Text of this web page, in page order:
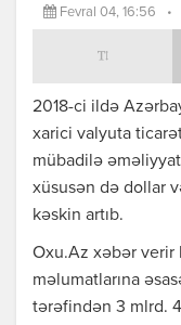
Fevral 04, 16:56 •
2018-ci ildə
xarici valyuta
mübadilə
xüsusən də dollar
kəskin artıb.
Oxu.Az xəbər verir
məlumatlarına
tərəfindən 3 mlrd.